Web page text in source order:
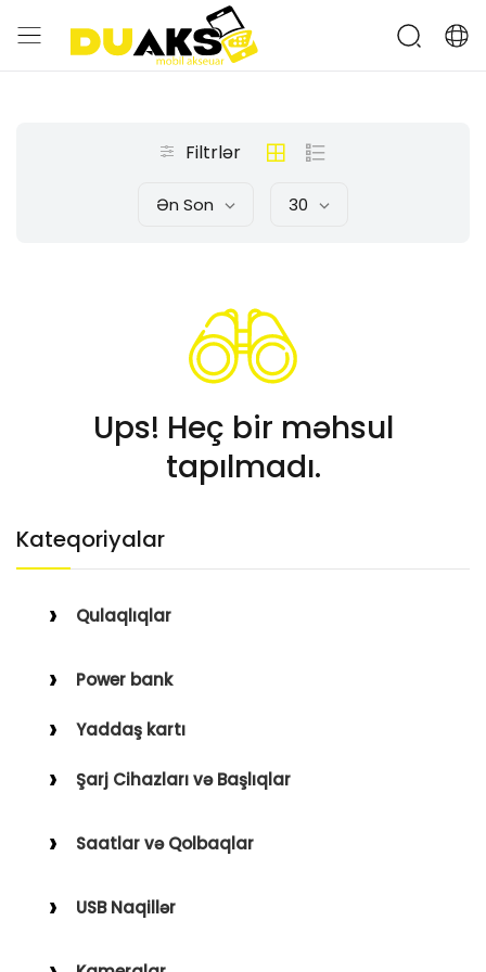
Kateqoriyalar
Qulaqlıqlar
Qulaqüstü
Power bank
Yaddaş kartı
Şarj Cihazları və Başlıqlar
Saatlar və Qolbaqlar
Saat Qolbaqları
USB Naqillər
Filtrlər
Ən Son 30
Ups! Heç bir məhsul
tapılmadı.